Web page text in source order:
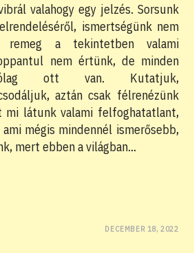
valahogy egy jelzés. Sorsunk
ismertségünk nem
remeg a tekintetben valami
nem értünk, de minden
ott van. Kutatjuk,
aztán csak félrenézünk
mi látunk valami felfoghatatlant,
mégis mindennél ismerősebb,
mert ebben a világban…
DECEMBER 18, 2022